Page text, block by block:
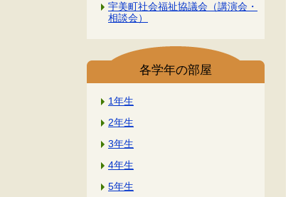
宇美町社会福祉協議会（講演会・
相談会）
各学年の部屋
1年生
2年生
3年生
4年生
5年生